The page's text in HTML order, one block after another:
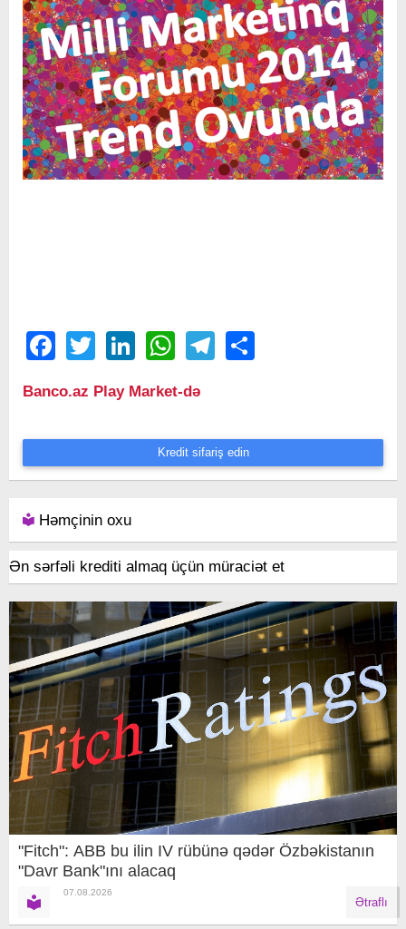
FacebookTwitter LinkedIn WhatsAppTelegram
Banco.az Play Market-də
Kredit sifariş edin
Həmçinin oxu
Ən sərfəli krediti almaq üçün müraciət et
"Fitch": ABB bu ilin IV rübünə qədər Özbəkistanın
"Davr Bank"ını alacaq
07.08.2026
Ətraflı